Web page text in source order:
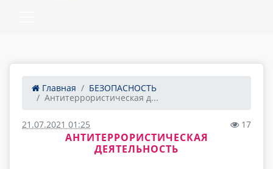
Главная
БЕЗОПАСНОСТЬ
Антитеррористическая д...
21.07.2021 01:25 17
АНТИТЕРРОРИСТИЧЕСКАЯ
ДЕЯТЕЛЬНОСТЬ